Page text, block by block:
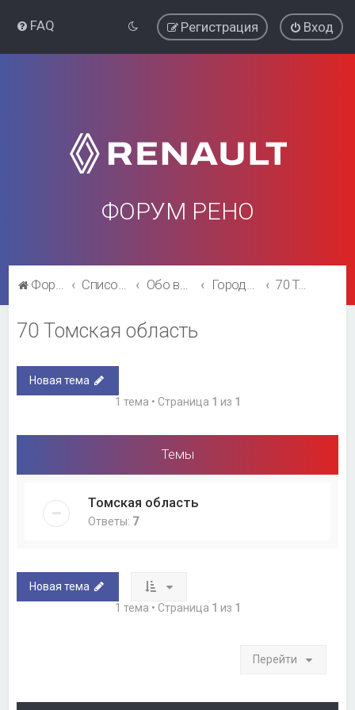
FAQ Вход
Регистрация
ФОРУМ РЕНО
Форум Рено Список форумов Обо всём остальном Города и регионы. 70 Томская область
70 Томская область
Новая тема
1 тема • Страница 1 из 1
Темы
Томская область
Ответы: 7
Новая тема
1 тема • Страница 1 из 1
Перейти